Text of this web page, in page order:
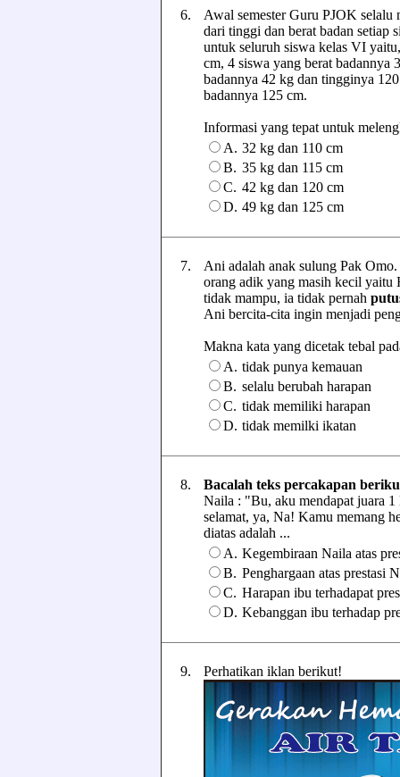
6.
Awal semester Guru PJOK selalu
dari tinggi dan berat badan setiap
untuk seluruh siswa kelas VI
cm, 4 siswa yang berat badannya
badannya 42 kg dan tingginya
badannya 125 cm.
Informasi yang tepat untuk
A. 32 kg dan 110 cm
B. 35 kg dan 115 cm
C. 42 kg dan 120 cm
D. 49 kg dan 125 cm
7.
Ani adalah anak sulung Pak
orang adik yang masih kecil yaitu
tidak mampu, ia tidak pernah
Ani bercita-cita ingin menjadi
Makna kata yang dicetak tebal
A. tidak punya kemauan
B. selalu berubah harapan
C. tidak memiliki harapan
D. tidak memilki ikatan
8.
Bacalah teks percakapan
Naila : "Bu, aku mendapat juara
selamat, ya, Na! Kamu memang
diatas adalah ...
A. Kegembiraan Naila atas
B. Penghargaan atas prestasi
C. Harapan ibu terhadapat
D. Kebanggan ibu terhadap
9. Perhatikan iklan berikut!